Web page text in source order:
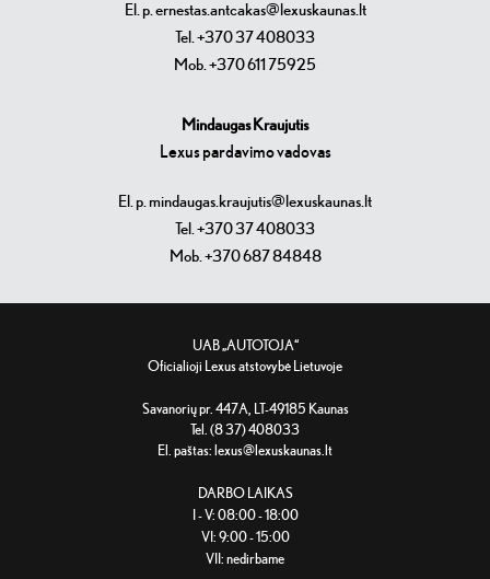
El. p. ernestas.antcakas@lexuskaunas.lt
Tel. +370 37 408033
Mob. +370 611 75925
Mindaugas Kraujutis
Lexus pardavimo vadovas
El. p. mindaugas.kraujutis@lexuskaunas.lt
Tel. +370 37 408033
Mob. +370 687 84848
UAB „AUTOTOJA“
Oficialioji Lexus atstovybė Lietuvoje
Savanorių pr. 447A, LT-49185 Kaunas
Tel. (8 37) 408033
El. paštas: lexus@lexuskaunas.lt
DARBO LAIKAS
I - V: 08:00 - 18:00
VI: 9:00 - 15:00
VII: nedirbame